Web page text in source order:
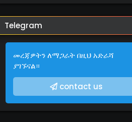
Telegram
መረጃዎትን ለማጋራት በዚህ አድራሻ
ያገኙናል።
contact us